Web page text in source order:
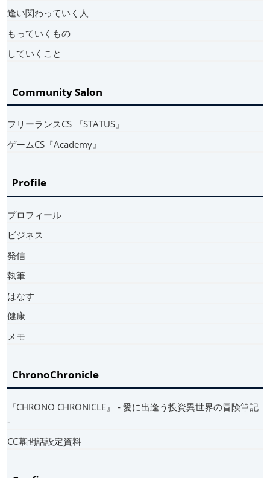
逢い関わっていく人
もっていくもの
していくこと
Community Salon
フリーランスCS 『STATUS』
ゲームCS『Academy』
Profile
プロフィール
ビジネス
発信
執筆
はなす
健康
メモ
ChronoChronicle
『CHRONO CHRONICLE』 ‐ 愛に出逢う投資異世界の冒険筆記
‐
CC幕間話設定資料